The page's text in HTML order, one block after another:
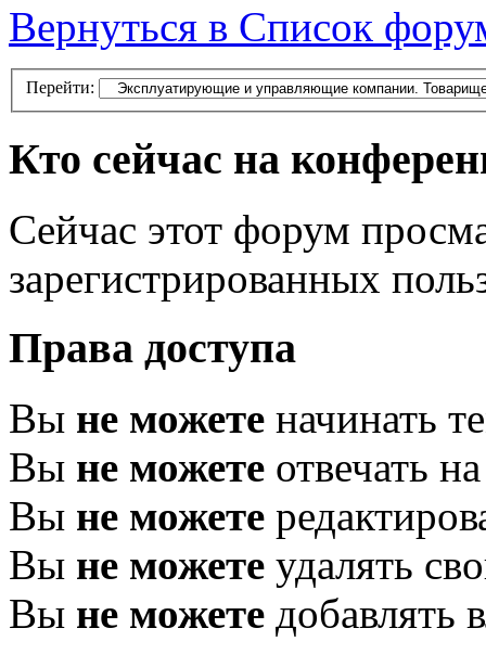
Вернуться в Список
Перейти:
Кто сейчас на
Сейчас этот форум
зарегистрированных
Права доступа
Вы не можете начинать
Вы не можете отвечать
Вы не можете
Вы не можете удалять
Вы не можете добавлять